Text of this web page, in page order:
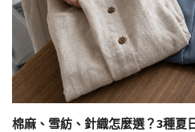
棉麻、雪紡、針織怎麼選？3種夏